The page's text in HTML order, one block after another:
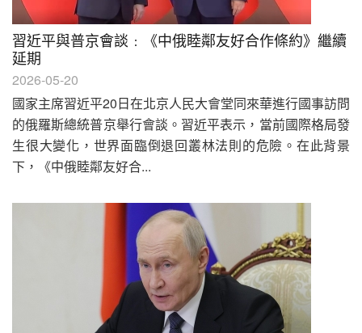
習近平與普京會談﹕《中俄睦鄰友好合作條約》繼續
延期
2026-05-20
國家主席習近平20日在北京人民大會堂同來華進行國事訪問
的俄羅斯總統普京舉行會談。習近平表示，當前國際格局發
生很大變化，世界面臨倒退回叢林法則的危險。在此背景
下，《中俄睦鄰友好合...